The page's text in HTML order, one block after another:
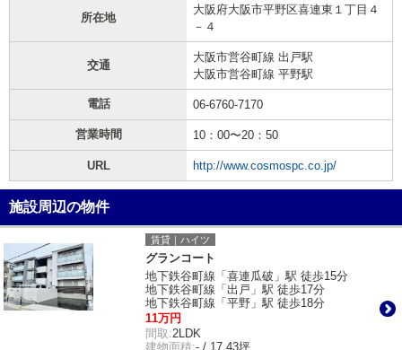
所在地
大阪府大阪市平野区喜連東１丁目４
－４
交通
大阪市営谷町線 出戸駅
大阪市営谷町線 平野駅
電話 06-6760-7170
営業時間 10：00〜20：50
URL http://www.cosmospc.co.jp/
施設周辺の物件
賃貸｜ハイツ
グランコート
地下鉄谷町線「喜連瓜破」駅 徒歩15分
地下鉄谷町線「出戸」駅 徒歩17分
地下鉄谷町線「平野」駅 徒歩18分
11万円
間取:2LDK
建物面積:- / 17.43坪